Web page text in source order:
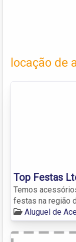
locação de
Top Festas
Temos
festas na região
Aluguel de